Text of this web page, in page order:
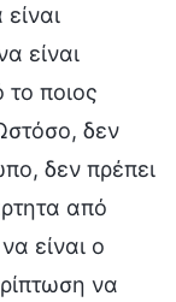
είναι
ποιος
δεν
δεν πρέπει
από
είναι ο
να